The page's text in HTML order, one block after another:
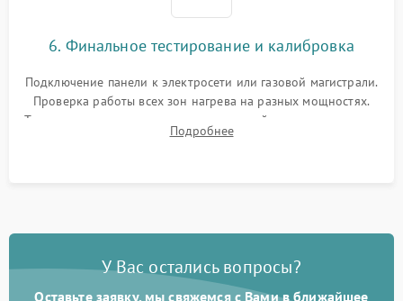
6. Финальное тестирование и калибровка
Подключение панели к электросети или газовой магистрали.
Проверка работы всех зон нагрева на разных мощностях.
Тестирование сенсорного управления, таймера, индикаторов
остаточного тепла и систем защиты от перегрева.
Подробнее
У Вас остались вопросы?
Оставьте заявку, мы свяжемся с Вами в ближайшее